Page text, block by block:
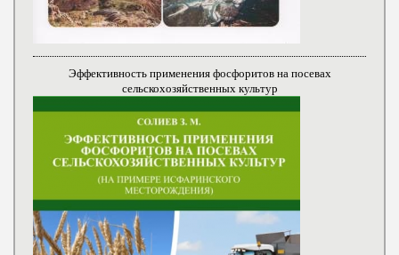
Эффективность применения фосфоритов на посевах
сельскохозяйственных культур